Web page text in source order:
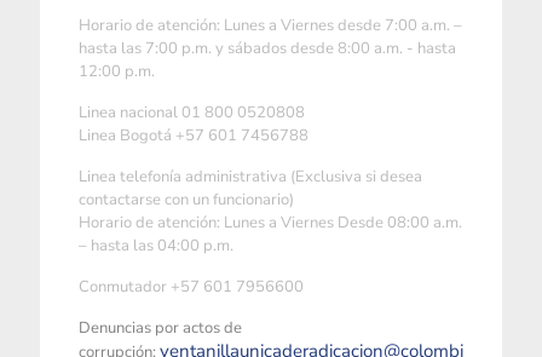
Horario de atención: Lunes a Viernes desde 7:00 a.m. –
hasta las 7:00 p.m. y sábados desde 8:00 a.m. - hasta
12:00 p.m.
Linea nacional 01 800 0520808
Linea Bogotá +57 601 7456788
Linea telefonía administrativa (Exclusiva si desea
contactarse con un funcionario)
Horario de atención: Lunes a Viernes Desde 08:00 a.m.
– hasta las 04:00 p.m.
Conmutador +57 601 7956600
Denuncias por actos de
corrupción: ventanillaunicaderadicacion@colombi